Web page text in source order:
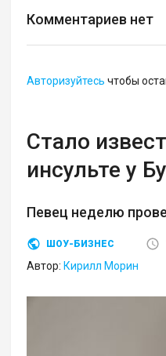
Комментариев нет
Авторизуйтесь чтобы
Стало
инсульте у
Певец неделю
ШОУ-БИЗНЕС
Автор: Кирилл Морин